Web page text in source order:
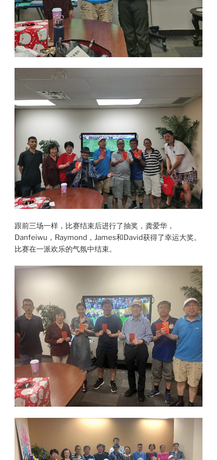
跟前三场一样，比赛结束后进行了抽奖，龚爱华，
Danfeiwu，Raymond，James和David获得了幸运大奖。
比赛在一派欢乐的气氛中结束。